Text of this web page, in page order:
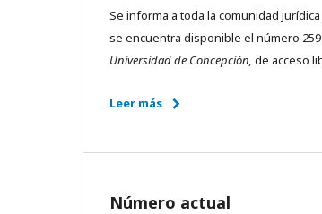
Se informa a toda la comunidad
se encuentra disponible el número
Universidad de Concepción, de acceso
Leer más
Número actual